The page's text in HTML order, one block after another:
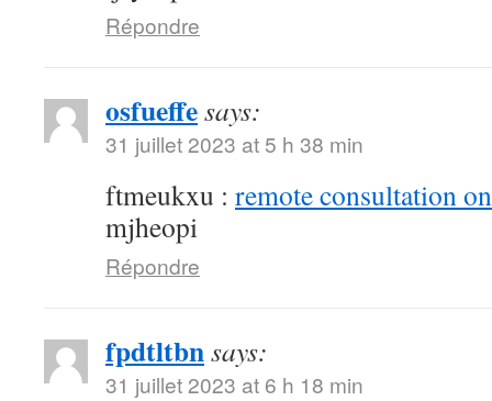
Répondre
osfueffesays:
31 juillet 2023 at 5 h 38 min
ftmeukxu : remote consultation
mjheopi
Répondre
fpdtltbnsays:
31 juillet 2023 at 6 h 18 min